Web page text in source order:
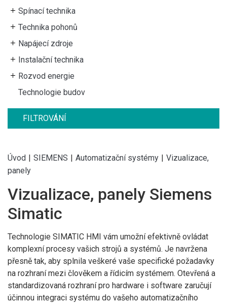
Spínací technika
Technika pohonů
Napájecí zdroje
Instalační technika
Rozvod energie
Technologie budov
FILTROVÁNÍ
Úvod | SIEMENS | Automatizační systémy | Vizualizace,
panely
Vizualizace, panely Siemens
Simatic
Technologie SIMATIC HMI vám umožní efektivně ovládat
komplexní procesy vašich strojů a systémů. Je navržena
přesně tak, aby splnila veškeré vaše specifické požadavky
na rozhraní mezi člověkem a řídicím systémem. Otevřená a
standardizovaná rozhraní pro hardware i software zaručují
účinnou integraci systému do vašeho automatizačního